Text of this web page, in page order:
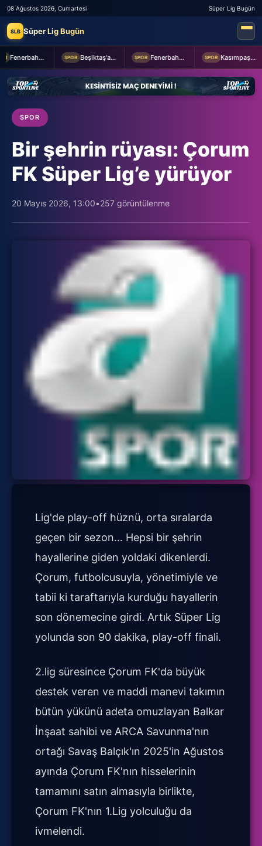
08 Ağustos 2026, Cumartesi Süper Lig Bugün
SLB Süper Lig Bugün
Fenerbahçe 2-0 Sturm Graz (MAÇTAN KARELER) SPOR Beşiktaş'a Youssouf Fofana transferinde müjdeli haber! SPOR Fenerbahçe Başkanı Aziz Yıldırım, Sturm Graz maçı öncesi takımı ziyaret etti SPOR Kasımpaşa ile Hull City hazırlık maçında berabere kaldı
SPOR
Bir şehrin rüyası: Çorum
FK Süper Lig’e yürüyor
20 Mayıs 2026, 13:00•257 görüntülenme
Lig'de play-off hüznü, orta sıralarda
geçen bir sezon… Hepsi bir şehrin
hayallerine giden yoldaki dikenlerdi.
Çorum, futbolcusuyla, yönetimiyle ve
tabii ki taraftarıyla kurduğu hayallerin
son dönemecine girdi. Artık Süper Lig
yolunda son 90 dakika, play-off finali.
2.lig süresince Çorum FK'da büyük
destek veren ve maddi manevi takımın
bütün yükünü adeta omuzlayan Balkar
İnşaat sahibi ve ARCA Savunma'nın
ortağı Savaş Balçık'ın 2025'in Ağustos
ayında Çorum FK'nın hisselerinin
tamamını satın almasıyla birlikte,
Çorum FK'nın 1.Lig yolculuğu da
ivmelendi.